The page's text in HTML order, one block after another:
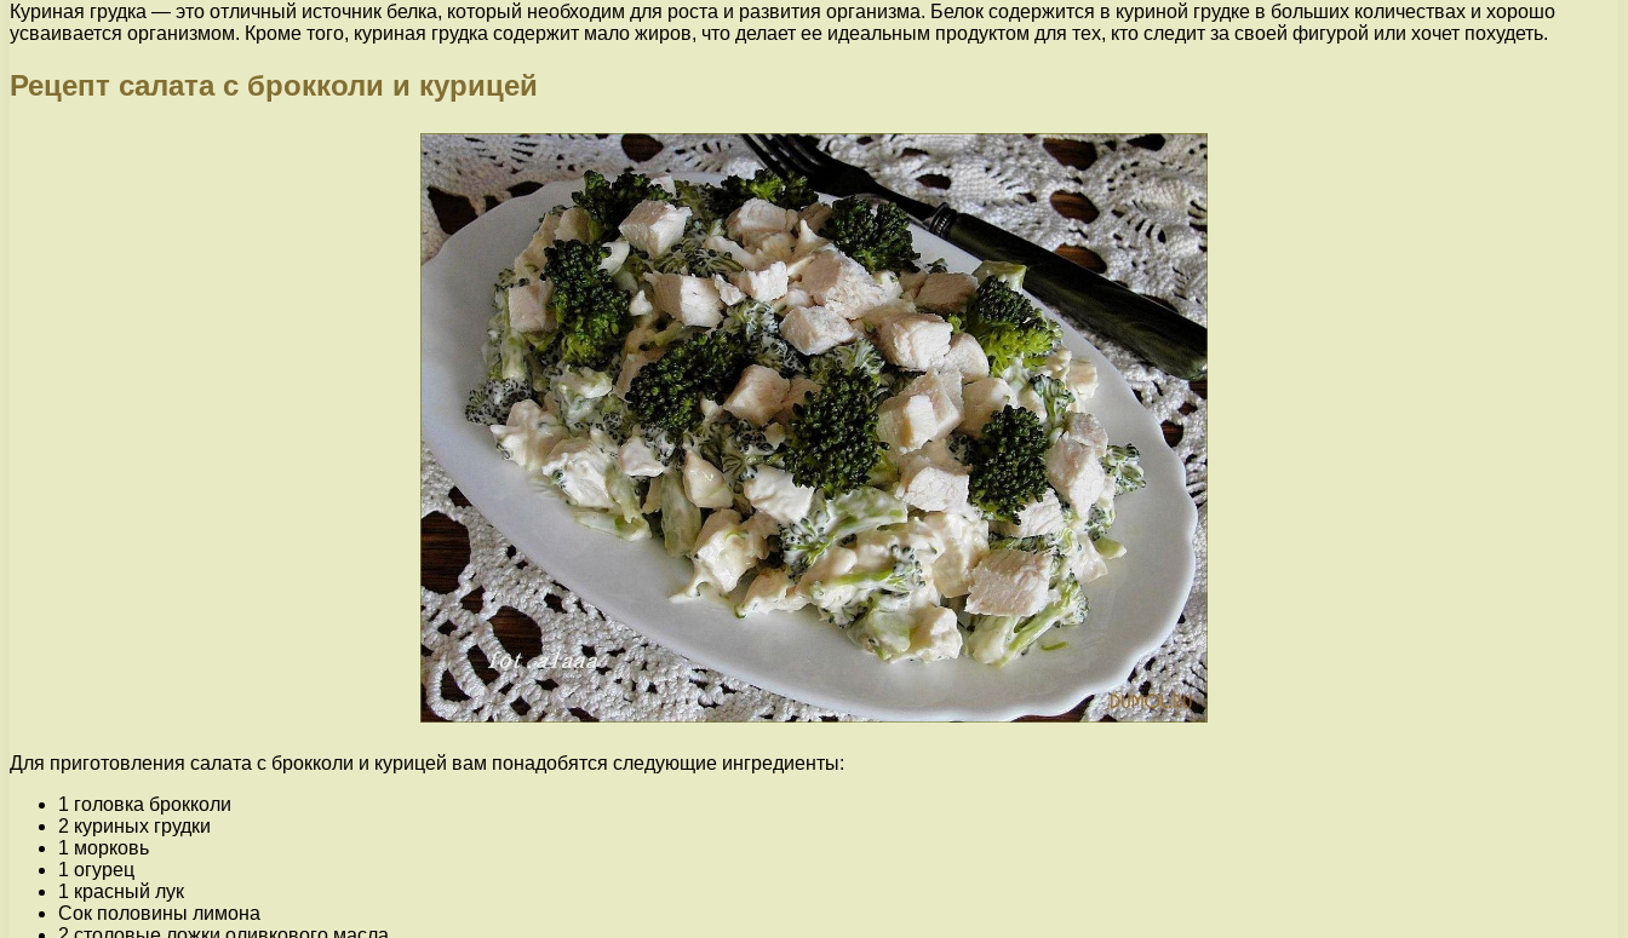
Куриная грудка — это отличный источник белка, который необходим для роста и развития организма. Белок содержится в куриной грудке в больших количествах и хорошо
усваивается организмом. Кроме того, куриная грудка содержит мало жиров, что делает ее идеальным продуктом для тех, кто следит за своей фигурой или хочет похудеть.
Рецепт салата с брокколи и курицей
Для приготовления салата с брокколи и курицей вам понадобятся следующие ингредиенты:
1 головка брокколи
2 куриных грудки
1 морковь
1 огурец
1 красный лук
Сок половины лимона